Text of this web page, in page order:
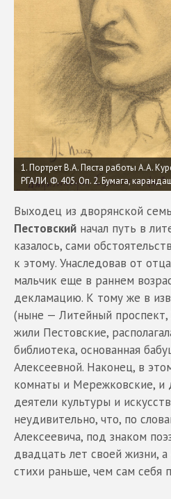
1. Портрет В.А. Пяста работы А.А.
РГАЛИ. Ф. 405. Оп. 2. Бумага,
Выходец из дворянской
Пестовский начал путь в
казалось, сами
к этому. Унаследовав от
мальчик еще в раннем
декламацию. К тому же в
(ныне — Литейный проспект,
жили Пестовские,
библиотека, основанная
Алексеевной. Наконец, в
комнаты и Мережковские, и
деятели культуры и
неудивительно, что, по
Алексеевича, под знаком
двадцать лет своей жизни, а
стихи раньше, чем сам себя